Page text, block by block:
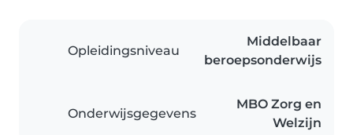
Opleidingsniveau
Middelbaar
beroepsonderwijs
Onderwijsgegevens
MBO Zorg en
Welzijn